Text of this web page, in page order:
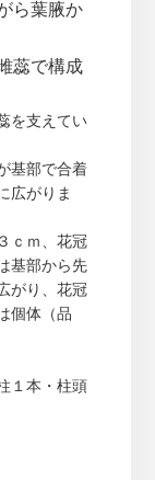
ら葉腋か
蕊で構成
を支えてい
基部で合着
広がりま
ｃｍ、花冠
基部から先
がり、花冠
個体（品
１本・柱頭